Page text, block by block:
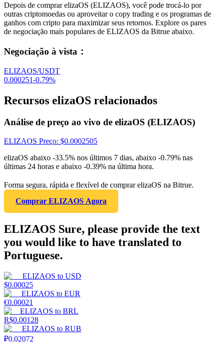
Depois de comprar elizaOS (ELIZAOS), você pode trocá-lo por
outras criptomoedas ou aproveitar o copy trading e os programas de
ganhos com cripto para maximizar seus retornos. Explore os pares
de negociação mais populares de ELIZAOS da Bitrue abaixo.
Negociação à vista ：
ELIZAOS/USDT
0.000251-0.79%
Recursos elizaOS relacionados
Análise de preço ao vivo de elizaOS (ELIZAOS)
ELIZAOS Preço: $0.0002505
elizaOS abaixo -33.5% nos últimos 7 dias, abaixo -0.79% nas
últimas 24 horas e abaixo -0.39% na última hora.
Forma segura, rápida e flexível de comprar elizaOS na Bitrue.
Comprar ELIZAOS Agora
ELIZAOS Sure, please provide the text
you would like to have translated to
Portuguese.
ELIZAOS to USD
$0.00025
ELIZAOS to EUR
€0.00021
ELIZAOS to BRL
R$0.00128
ELIZAOS to RUB
₽0.02072